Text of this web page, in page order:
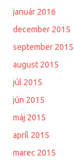
január 2016
december 2015
september 2015
august 2015
júl 2015
jún 2015
máj 2015
apríl 2015
marec 2015